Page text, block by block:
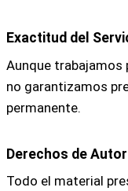
Exactitud del
Aunque
no garantizamos
permanente.
Derechos de Autor
Todo el material